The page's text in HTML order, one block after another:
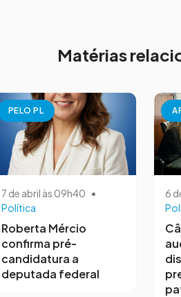
Matérias
PELO PL
7 de abril às 09h40 •
Política
Roberta Mércio
confirma pré-
candidatura a
deputada federal
6